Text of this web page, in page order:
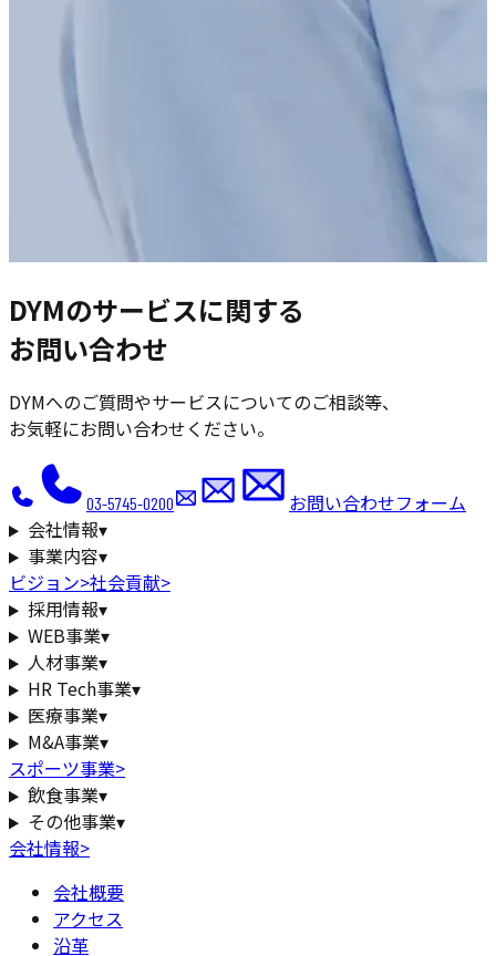
DYMのサービスに関する
お問い合わせ
DYMへのご質問やサービスについてのご相談等、
お気軽にお問い合わせください。
03-5745-0200
お問い合わせフォーム
会社情報▾
事業内容▾
ビジョン>社会貢献>
採用情報▾
WEB事業▾
人材事業▾
HR Tech事業▾
医療事業▾
M&A事業▾
スポーツ事業>
飲食事業▾
その他事業▾
会社情報>
会社概要
アクセス
沿革